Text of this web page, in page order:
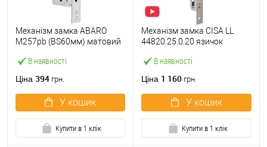
В наявності
Механізм замка ABARO
M257pb (BS60мм) матовий
планки
Ціна 394 грн.
У кошик
Купити в 1 клік
В наявності
Механізм замка CISA LL
44820.25.0.20 язичок
нержавіюча сталь
Ціна 1 160 грн.
У кошик
Купити в 1 клік